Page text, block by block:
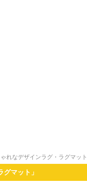
れなデザインラグ・ラグマット
グマット」